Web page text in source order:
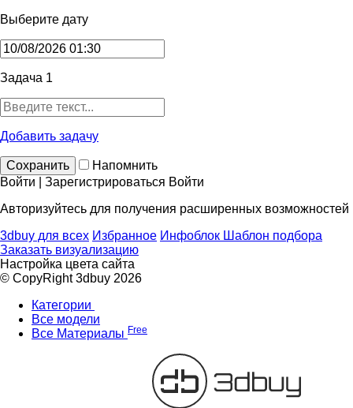
Выберите дату
Задача 1
Добавить задачу
Сохранить
Напомнить
Войти | Зарегистрироваться Войти
Авторизуйтесь для получения расширенных возможностей
3dbuy для всех Избранное Инфоблок Шаблон подбора
Заказать визуализацию
Настройка цвета сайта
© CopyRight 3dbuy 2026
Категории
Все модели
Все Материалы Free